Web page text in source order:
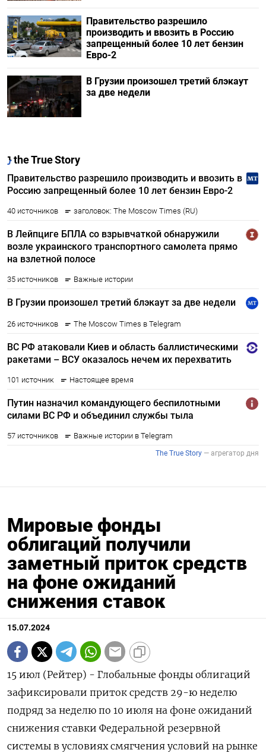
Правительство разрешило
производить и ввозить в Россию
запрещенный более 10 лет бензин
Евро-2
В Грузии произошел третий блэкаут
за две недели
Мировые фонды
облигаций получили
заметный приток средств
на фоне ожиданий
снижения ставок
15.07.2024
15 июл (Рейтер) - Глобальные фонды облигаций
зафиксировали приток средств 29-ю неделю
подряд за неделю по 10 июля на фоне ожиданий
снижения ставки Федеральной резервной
системы в условиях смягчения условий на рынке